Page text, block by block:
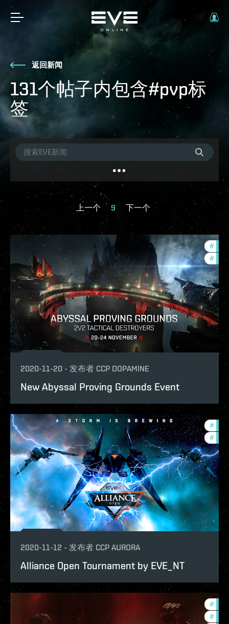
返回新闻
131个帖子内包含#pvp标
签
上一个 9 下一个
#
#
2020-11-20 - 发布者 CCP DOPAMINE
New Abyssal Proving Grounds Event
#
#
2020-11-12 - 发布者 CCP AURORA
Alliance Open Tournament by EVE_NT
# pvp
# in-